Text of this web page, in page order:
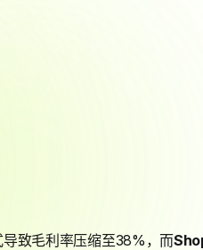
致毛利率压缩至38%，而